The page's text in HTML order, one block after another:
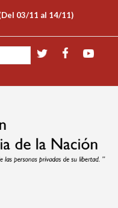
03/11 al 14/11)